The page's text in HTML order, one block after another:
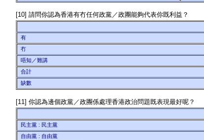
[10] 請問你認為香港有冇任何政黨／政團能夠代表你既利益？
有
冇
唔知／難講
合計
缺數
[11] 你認為邊個政黨／政團係處理香港政治問題既表現最好呢？
民主黨 : 民主黨
自由黨 : 自由黨